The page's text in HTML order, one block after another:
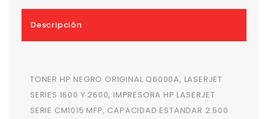
Descripción
TONER HP NEGRO ORIGINAL Q6000A, LASERJET
SERIES 1600 Y 2600, IMPRESORA HP LASERJET
SERIE CM1015 MFP, CAPACIDAD ESTANDAR 2.500